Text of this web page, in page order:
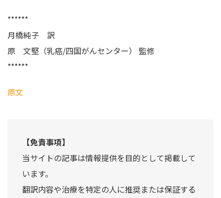
******
月橋純子 訳
原 文堅（乳癌/四国がんセンター） 監修
******
原文
【免責事項】
当サイトの記事は情報提供を目的として掲載して
います。
翻訳内容や治療を特定の人に推奨または保証する